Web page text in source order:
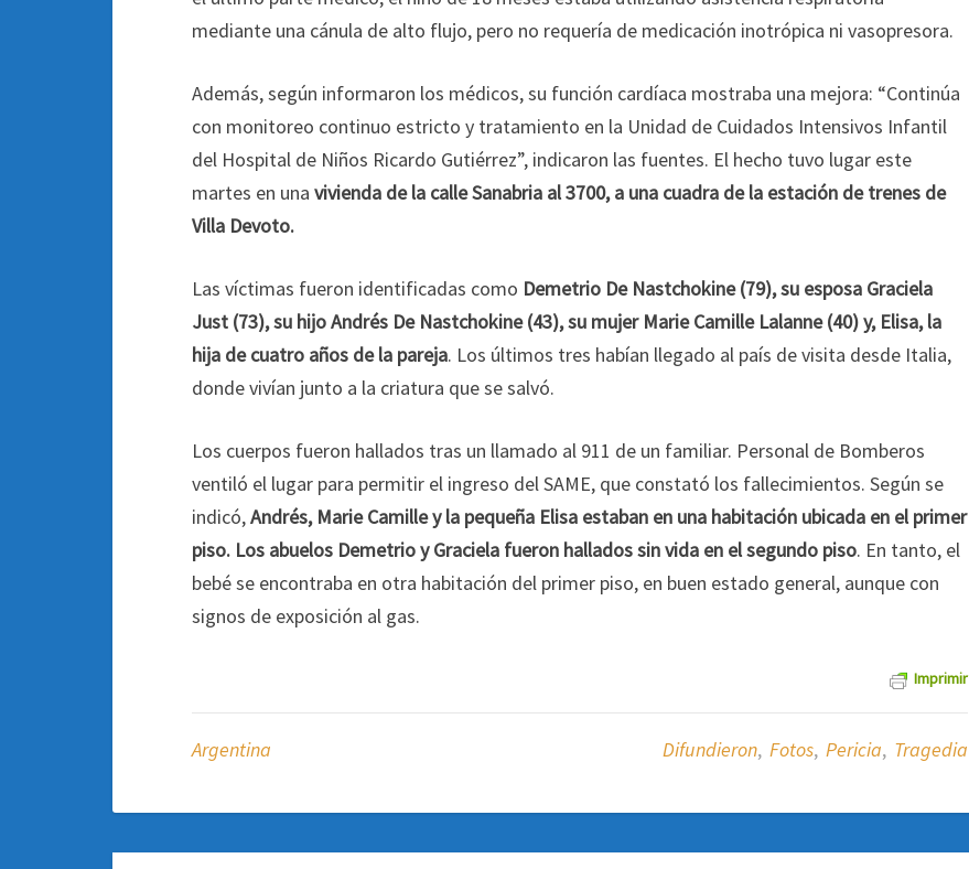
mediante una cánula de alto flujo, pero no requería de medicación inotrópica ni vasopresora.
Además, según informaron los médicos, su función cardíaca mostraba una mejora: “Continúa
con monitoreo continuo estricto y tratamiento en la Unidad de Cuidados Intensivos Infantil
del Hospital de Niños Ricardo Gutiérrez”, indicaron las fuentes. El hecho tuvo lugar este
martes en una vivienda de la calle Sanabria al 3700, a una cuadra de la estación de trenes de
Villa Devoto.
Las víctimas fueron identificadas como Demetrio De Nastchokine (79), su esposa Graciela
Just (73), su hijo Andrés De Nastchokine (43), su mujer Marie Camille Lalanne (40) y, Elisa, la
hija de cuatro años de la pareja. Los últimos tres habían llegado al país de visita desde Italia,
donde vivían junto a la criatura que se salvó.
Los cuerpos fueron hallados tras un llamado al 911 de un familiar. Personal de Bomberos
ventiló el lugar para permitir el ingreso del SAME, que constató los fallecimientos. Según se
indicó,Andrés, Marie Camille y la pequeña Elisa estaban en una habitación ubicada en el primer
piso. Los abuelos Demetrio y Graciela fueron hallados sin vida en el segundo piso. En tanto, el
bebé se encontraba en otra habitación del primer piso, en buen estado general, aunque con
signos de exposición al gas.
Imprimir
Argentina Difundieron, Fotos, Pericia, Tragedia